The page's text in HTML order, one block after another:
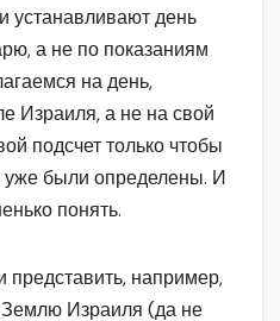
устанавливают день
а не по показаниям
на день,
Израиля, а не на свой
подсчет только чтобы
уже были определены. И
понять.
например,
Землю Израиля (да не